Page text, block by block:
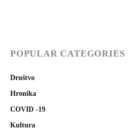
POPULAR CATEGORIES
Društvo
Hronika
COVID -19
Kultura